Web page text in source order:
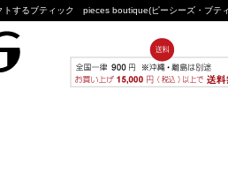
トするブティック pieces boutique(ピーシーズ・ブ